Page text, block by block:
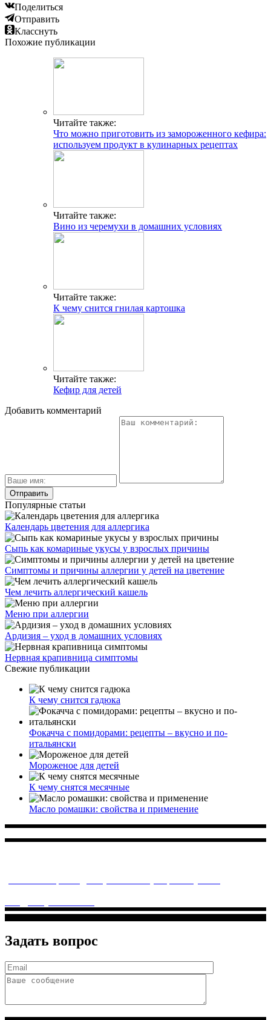
Поделиться
Отправить
Класснуть
Похожие публикации
Читайте также:
Что можно приготовить из замороженного кефира:
используем продукт в кулинарных рецептах
Читайте также:
Вино из черемухи в домашних условиях
Читайте также:
К чему снится гнилая картошка
Читайте также:
Кефир для детей
Добавить комментарий
Популярные статьи
Календарь цветения для аллергика
Сыпь как комариные укусы у взрослых причины
Симптомы и причины аллергии у детей на цветение
Чем лечить аллергический кашель
Меню при аллергии
Ардизия – уход в домашних условиях
Нервная крапивница симптомы
Свежие публикации
К чему снится гадюка
Фокачча с помидорами: рецепты – вкусно и по-
итальянски
Мороженое для детей
К чему снятся месячные
Масло ромашки: свойства и применение
Задать вопрос